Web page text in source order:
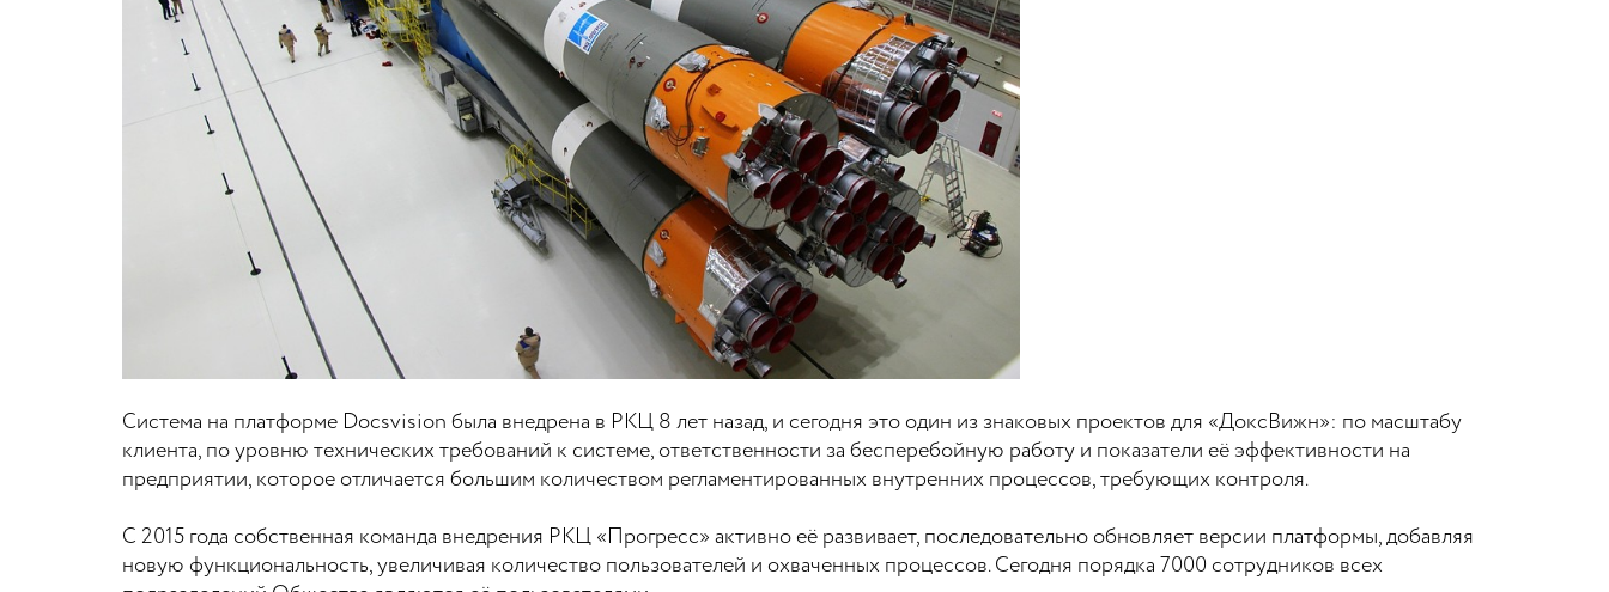
Система на платформе Docsvision была внедрена в РКЦ 8 лет назад, и сегодня это один из знаковых проектов для «ДоксВижн»: по масштабу
клиента, по уровню технических требований к системе, ответственности за бесперебойную работу и показатели её эффективности на
предприятии, которое отличается большим количеством регламентированных внутренних процессов, требующих контроля.
С 2015 года собственная команда внедрения РКЦ «Прогресс» активно её развивает, последовательно обновляет версии платформы, добавляя
новую функциональность, увеличивая количество пользователей и охваченных процессов. Сегодня порядка 7000 сотрудников всех